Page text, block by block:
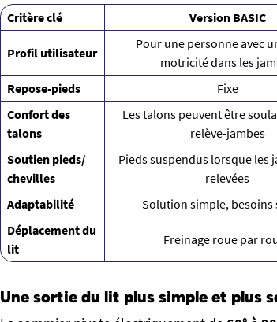
Critère clé Version BASIC
Profil utilisateur
Pour une personne avec
motricité dans les
Repose-pieds
Fixe
Confort des
talons
Les talons peuvent être
relève-jambes
Soutien pieds/
chevilles
Pieds suspendus lorsque les
relevées
Adaptabilité
Solution simple, besoins
Déplacement du
lit
Freinage roue par
Une sortie du lit plus simple et plus